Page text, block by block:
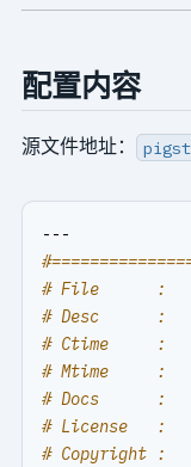
配置内容
源文件地址：
---
# File      :
# Desc      :
# Ctime     :
# Mtime     :
# Docs      :
# License   :
# Copyright :